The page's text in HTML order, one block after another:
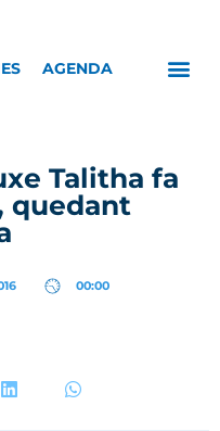
AGENDA
Talitha fa
quedant
00:00